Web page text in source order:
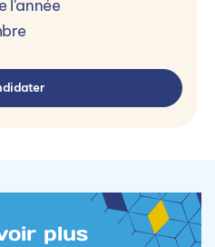
l'année
plus